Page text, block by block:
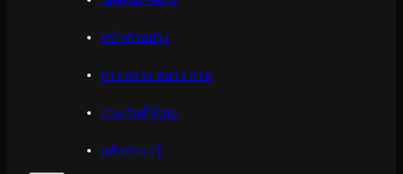
หน้าตัวอย่าง
กระทรวง ทบวง กรม
ประกันทั่วไทย
อสังหาน่ารู้